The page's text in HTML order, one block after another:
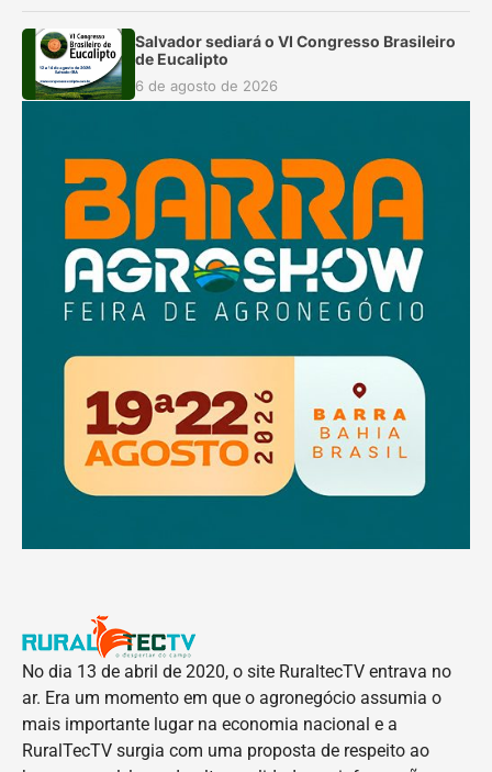
Salvador sediará o VI Congresso Brasileiro
de Eucalipto
6 de agosto de 2026
No dia 13 de abril de 2020, o site RuraltecTV entrava no
ar. Era um momento em que o agronegócio assumia o
mais importante lugar na economia nacional e a
RuralTecTV surgia com uma proposta de respeito ao